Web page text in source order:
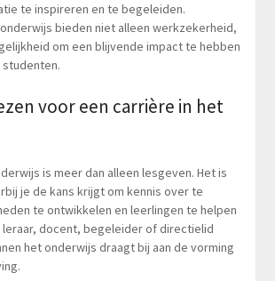
te inspireren en te begeleiden.
bieden niet alleen werkzekerheid,
om een blijvende impact te hebben
voor een carrière in het
is meer dan alleen lesgeven. Het is
je de kans krijgt om kennis over te
te ontwikkelen en leerlingen te helpen
leraar, docent, begeleider of directielid
het onderwijs draagt bij aan de vorming